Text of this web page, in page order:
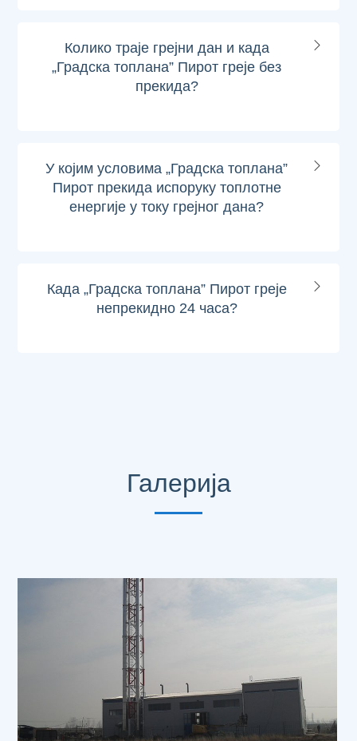
Колико траје грејни дан и када
„Градска топлана” Пирот греје без
прекида?
У којим условима „Градска топлана”
Пирот прекида испоруку топлотне
енергије у току грејног дана?
Када „Градска топлана” Пирот греје
непрекидно 24 часа?
Галерија